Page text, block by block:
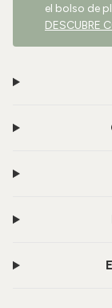
el bolso de
DESCUBRE